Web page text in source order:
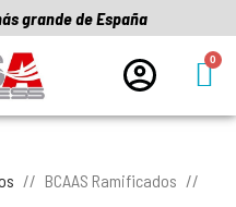
grande de España
BCAAS Ramificados